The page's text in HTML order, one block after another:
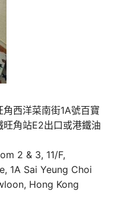
西洋菜南街1A號百寶
角站E2出口或港鐵油
2 & 3, 11/F,
1A Sai Yeung Choi
Hong Kong